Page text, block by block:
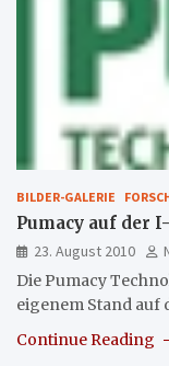
BILDER-GALERIE
Pumacy auf der
23. August 2010
Die Pumacy
eigenem Stand auf
Continue Reading